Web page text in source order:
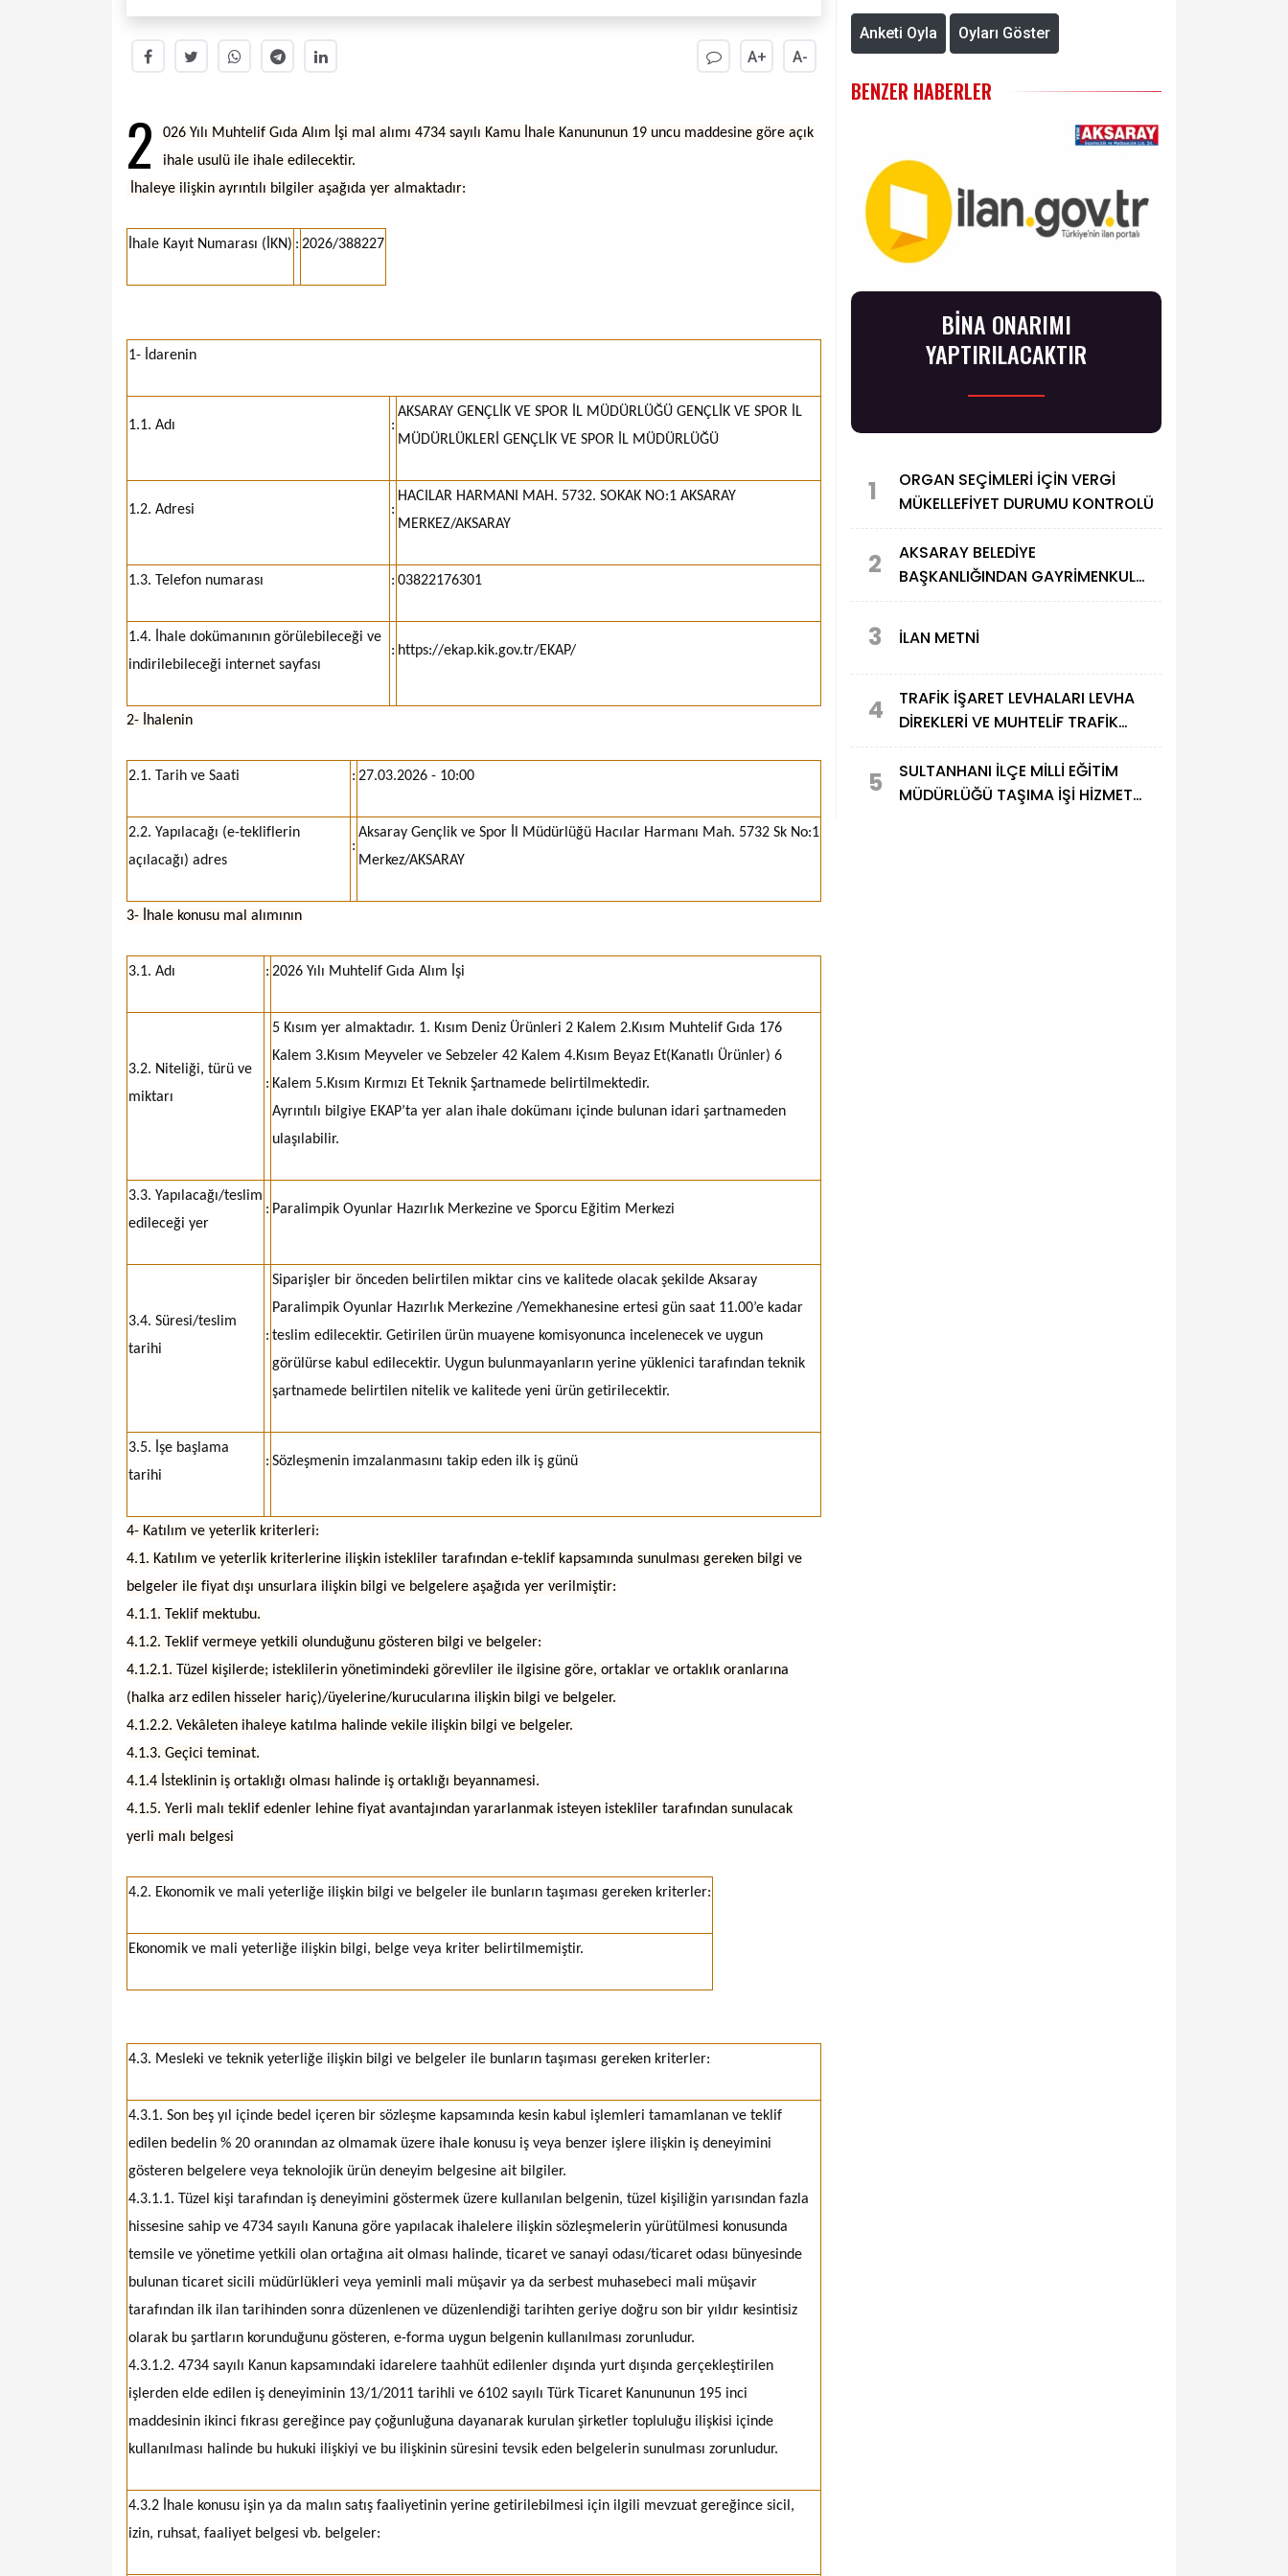
A+ A-
2
026 Yılı Muhtelif Gıda Alım İşi mal alımı 4734 sayılı Kamu İhale Kanununun 19 uncu maddesine göre açık
ihale usulü ile ihale edilecektir.
İhaleye ilişkin ayrıntılı bilgiler aşağıda yer almaktadır:
İhale Kayıt Numarası (İKN) : 2026/388227
1- İdarenin
1.1. Adı :
AKSARAY GENÇLİK VE SPOR İL MÜDÜRLÜĞÜ GENÇLİK VE SPOR İL
MÜDÜRLÜKLERİ GENÇLİK VE SPOR İL MÜDÜRLÜĞÜ
1.2. Adresi :
HACILAR HARMANI MAH. 5732. SOKAK NO:1 AKSARAY
MERKEZ/AKSARAY
1.3. Telefon numarası : 03822176301
1.4. İhale dokümanının görülebileceği ve
indirilebileceği internet sayfası
: https://ekap.kik.gov.tr/EKAP/
2- İhalenin
2.1. Tarih ve Saati : 27.03.2026 - 10:00
2.2. Yapılacağı (e-tekliflerin
açılacağı) adres
:
Aksaray Gençlik ve Spor İl Müdürlüğü Hacılar Harmanı Mah. 5732 Sk No:1
Merkez/AKSARAY
3- İhale konusu mal alımının
3.1. Adı : 2026 Yılı Muhtelif Gıda Alım İşi
3.2. Niteliği, türü ve
miktarı
:
5 Kısım yer almaktadır. 1. Kısım Deniz Ürünleri 2 Kalem 2.Kısım Muhtelif Gıda 176
Kalem 3.Kısım Meyveler ve Sebzeler 42 Kalem 4.Kısım Beyaz Et(Kanatlı Ürünler) 6
Kalem 5.Kısım Kırmızı Et Teknik Şartnamede belirtilmektedir.
Ayrıntılı bilgiye EKAP’ta yer alan ihale dokümanı içinde bulunan idari şartnameden
ulaşılabilir.
3.3. Yapılacağı/teslim
edileceği yer
: Paralimpik Oyunlar Hazırlık Merkezine ve Sporcu Eğitim Merkezi
3.4. Süresi/teslim
tarihi
:
Siparişler bir önceden belirtilen miktar cins ve kalitede olacak şekilde Aksaray
Paralimpik Oyunlar Hazırlık Merkezine /Yemekhanesine ertesi gün saat 11.00’e kadar
teslim edilecektir. Getirilen ürün muayene komisyonunca incelenecek ve uygun
görülürse kabul edilecektir. Uygun bulunmayanların yerine yüklenici tarafından teknik
şartnamede belirtilen nitelik ve kalitede yeni ürün getirilecektir.
3.5. İşe başlama
tarihi
: Sözleşmenin imzalanmasını takip eden ilk iş günü
4- Katılım ve yeterlik kriterleri:
4.1. Katılım ve yeterlik kriterlerine ilişkin istekliler tarafından e-teklif kapsamında sunulması gereken bilgi ve
belgeler ile fiyat dışı unsurlara ilişkin bilgi ve belgelere aşağıda yer verilmiştir:
4.1.1. Teklif mektubu.
4.1.2. Teklif vermeye yetkili olunduğunu gösteren bilgi ve belgeler:
4.1.2.1. Tüzel kişilerde; isteklilerin yönetimindeki görevliler ile ilgisine göre, ortaklar ve ortaklık oranlarına
(halka arz edilen hisseler hariç)/üyelerine/kurucularına ilişkin bilgi ve belgeler.
4.1.2.2. Vekâleten ihaleye katılma halinde vekile ilişkin bilgi ve belgeler.
4.1.3. Geçici teminat.
4.1.4 İsteklinin iş ortaklığı olması halinde iş ortaklığı beyannamesi.
4.1.5. Yerli malı teklif edenler lehine fiyat avantajından yararlanmak isteyen istekliler tarafından sunulacak
yerli malı belgesi
4.2. Ekonomik ve mali yeterliğe ilişkin bilgi ve belgeler ile bunların taşıması gereken kriterler:
Ekonomik ve mali yeterliğe ilişkin bilgi, belge veya kriter belirtilmemiştir.
4.3. Mesleki ve teknik yeterliğe ilişkin bilgi ve belgeler ile bunların taşıması gereken kriterler:
4.3.1. Son beş yıl içinde bedel içeren bir sözleşme kapsamında kesin kabul işlemleri tamamlanan ve teklif
edilen bedelin % 20 oranından az olmamak üzere ihale konusu iş veya benzer işlere ilişkin iş deneyimini
gösteren belgelere veya teknolojik ürün deneyim belgesine ait bilgiler.
4.3.1.1. Tüzel kişi tarafından iş deneyimini göstermek üzere kullanılan belgenin, tüzel kişiliğin yarısından fazla
hissesine sahip ve 4734 sayılı Kanuna göre yapılacak ihalelere ilişkin sözleşmelerin yürütülmesi konusunda
temsile ve yönetime yetkili olan ortağına ait olması halinde, ticaret ve sanayi odası/ticaret odası bünyesinde
bulunan ticaret sicili müdürlükleri veya yeminli mali müşavir ya da serbest muhasebeci mali müşavir
tarafından ilk ilan tarihinden sonra düzenlenen ve düzenlendiği tarihten geriye doğru son bir yıldır kesintisiz
olarak bu şartların korunduğunu gösteren, e-forma uygun belgenin kullanılması zorunludur.
4.3.1.2. 4734 sayılı Kanun kapsamındaki idarelere taahhüt edilenler dışında yurt dışında gerçekleştirilen
işlerden elde edilen iş deneyiminin 13/1/2011 tarihli ve 6102 sayılı Türk Ticaret Kanununun 195 inci
maddesinin ikinci fıkrası gereğince pay çoğunluğuna dayanarak kurulan şirketler topluluğu ilişkisi içinde
kullanılması halinde bu hukuki ilişkiyi ve bu ilişkinin süresini tevsik eden belgelerin sunulması zorunludur.
4.3.2 İhale konusu işin ya da malın satış faaliyetinin yerine getirilebilmesi için ilgili mevzuat gereğince sicil,
izin, ruhsat, faaliyet belgesi vb. belgeler:
Anketi Oyla Oyları Göster
BENZER HABERLER
BİNA ONARIMI
YAPTIRILACAKTIR
1
ORGAN SEÇİMLERİ İÇİN VERGİ
MÜKELLEFİYET DURUMU KONTROLÜ
2
AKSARAY BELEDİYE
BAŞKANLIĞINDAN GAYRİMENKUL
3 İLAN METNİ
4
TRAFİK İŞARET LEVHALARI LEVHA
DİREKLERİ VE MUHTELİF TRAFİK
5
SULTANHANI İLÇE MİLLİ EĞİTİM
MÜDÜRLÜĞÜ TAŞIMA İŞİ HİZMET